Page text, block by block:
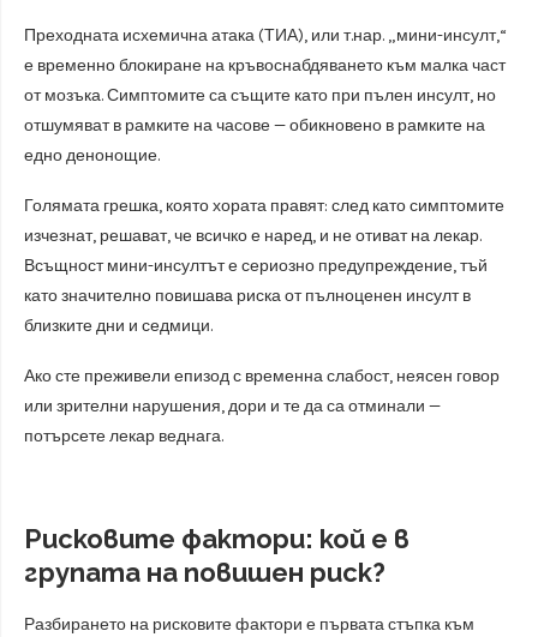
Преходната исхемична атака (ТИА), или т.нар. „мини-инсулт,“
е временно блокиране на кръвоснабдяването към малка част
от мозъка. Симптомите са същите като при пълен инсулт, но
отшумяват в рамките на часове — обикновено в рамките на
едно денонощие.
Голямата грешка, която хората правят: след като симптомите
изчезнат, решават, че всичко е наред, и не отиват на лекар.
Всъщност мини-инсултът е сериозно предупреждение, тъй
като значително повишава риска от пълноценен инсулт в
близките дни и седмици.
Ако сте преживели епизод с временна слабост, неясен говор
или зрителни нарушения, дори и те да са отминали —
потърсете лекар веднага.
Рисковите фактори: кой е в
групата на повишен риск?
Разбирането на рисковите фактори е първата стъпка към